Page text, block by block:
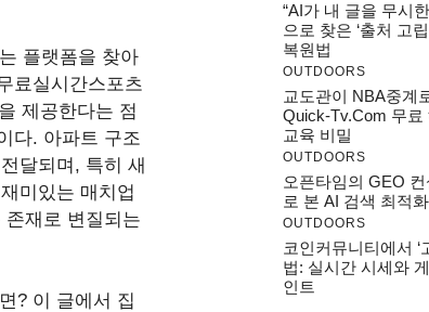
플랫폼을 찾아
료실시간스포츠
제공한다는 점
다. 아파트 구조
달되며, 특히 새
미있는 매치업
재로 변질되는
? 이 글에서 집
“AI가 내 글을 무시
으로 찾은 ‘출처 고
복원법
OUTDOORS
교도관이 NBA중계
Quick-Tv.com 무료
교육 비밀
OUTDOORS
오픈타임의 GEO
로 본 AI 검색 최적
OUTDOORS
코인커뮤니티에서 ‘
법: 실시간 시세와
인트